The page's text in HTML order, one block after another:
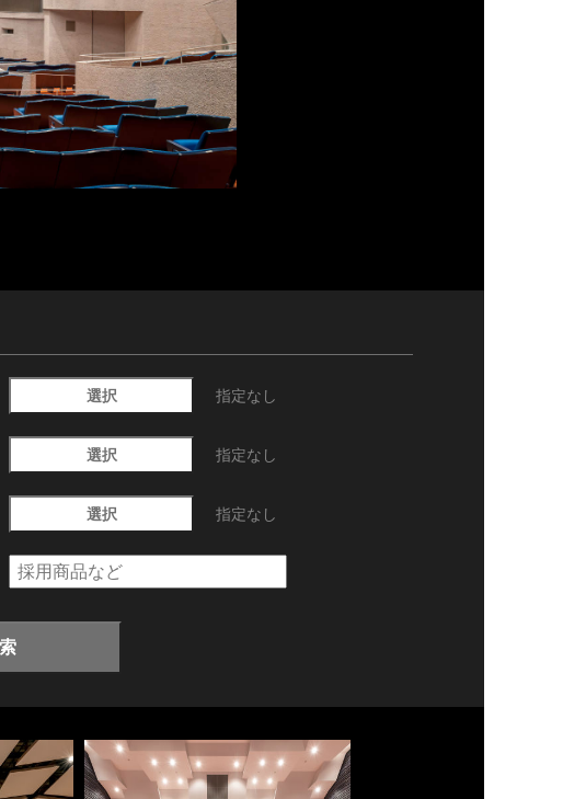
選択 指定なし
選択 指定なし
選択 指定なし